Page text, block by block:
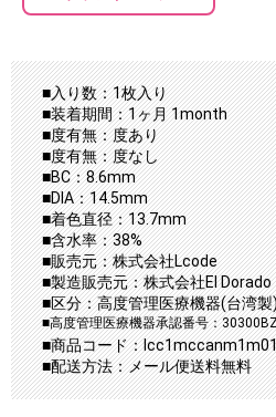
■入り数：1枚入り
■装着期間：1ヶ月 1month
■度有無：度あり
■度有無：度なし
■BC：8.6mm
■DIA：14.5mm
■着色直径：13.7mm
■含水率：38%
■販売元：株式会社Lcode
■製造販売元：株式会社El Dorado
■区分：高度管理医療機器(台湾製
■高度管理医療機器承認番号：
■商品コード：
■配送方法：メール便送料無料